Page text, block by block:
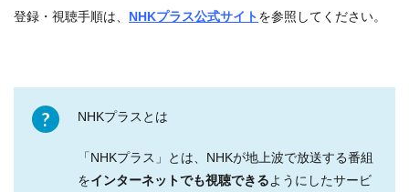
※契約チャンネル以外も
2週
で視聴できます(^^)/
月額合計（①＋➁）＝2,480円＋
429円＝2,909円
例：2021/12/19日に新規加入した場合
0円。
２．「スカパー！加入申込み」画面が表示さ
登録・視聴手順は、 NHKプラス公式サイトを参照してください。
NHKプラスとは
「NHKプラス」とは、NHKが地上波で放送する番組
をインターネットでも視聴できるようにしたサービ